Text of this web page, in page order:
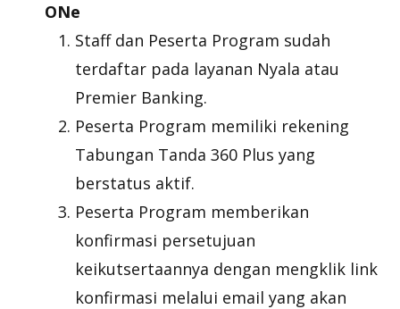
ONe
Staff dan Peserta Program sudah
terdaftar pada layanan Nyala atau
Premier Banking.
Peserta Program memiliki rekening
Tabungan Tanda 360 Plus yang
berstatus aktif.
Peserta Program memberikan
konfirmasi persetujuan
keikutsertaannya dengan mengklik link
konfirmasi melalui email yang akan